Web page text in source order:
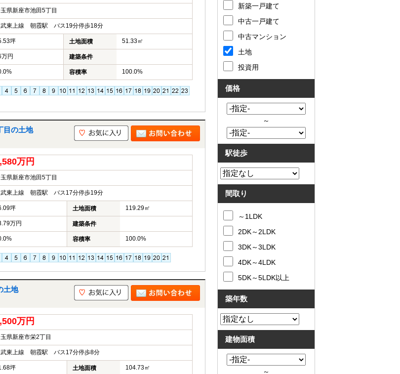
県新座市池田5丁目
東上線 朝霞駅 バス19分停歩18分
坪 土地面積 51.33㎡
円 建築条件
容積率 100.0%
目の土地
万円
県新座市池田5丁目
東上線 朝霞駅 バス17分停歩19分
坪 土地面積 119.29㎡
万円 建築条件
容積率 100.0%
土地
万円
県新座市栄2丁目
武東上線 朝霞駅 バス17分停歩8分
坪 土地面積 104.73㎡
新築一戸建て
中古一戸建て
中古マンション
土地
投資用
価格
～
駅徒歩
間取り
～1LDK
2DK～2LDK
3DK～3LDK
4DK～4LDK
5DK～5LDK以上
築年数
建物面積
～